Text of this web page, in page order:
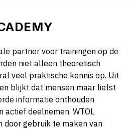
partner voor trainingen op de
niet alleen theoretisch
veel praktische kennis op. Uit
blijkt dat mensen maar liefst
informatie onthouden
actief deelnemen. WTOL
door gebruik te maken van